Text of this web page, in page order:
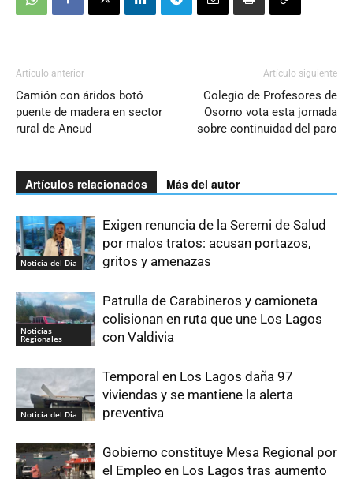
Artículo anterior
Camión con áridos botó
puente de madera en sector
rural de Ancud
Artículo siguiente
Colegio de Profesores de
Osorno vota esta jornada
sobre continuidad del paro
Artículos relacionados Más del autor
Noticia del Día
Exigen renuncia de la Seremi de Salud
por malos tratos: acusan portazos,
gritos y amenazas
Noticias
Regionales
Patrulla de Carabineros y camioneta
colisionan en ruta que une Los Lagos
con Valdivia
Noticia del Día
Temporal en Los Lagos daña 97
viviendas y se mantiene la alerta
preventiva
Gobierno constituye Mesa Regional por
el Empleo en Los Lagos tras aumento